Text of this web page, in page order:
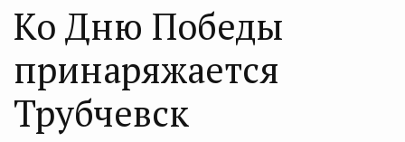
Ко Дню Победы
принаряжается
Трубчевск